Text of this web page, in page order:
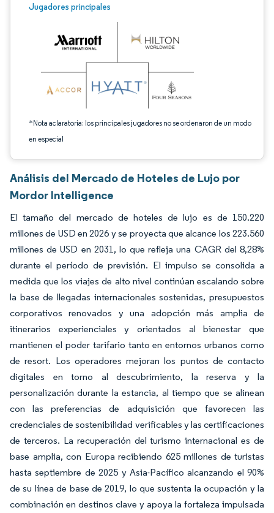
Jugadores principales
*Nota aclaratoria: los principales jugadores no se ordenaron de un modo
en especial
Imagen © Mordor Intelligence. El uso requiere atribución según CC BY 4.0.
Análisis del Mercado de Hoteles de Lujo por
Mordor Intelligence
El tamaño del mercado de hoteles de lujo es de 150.220
millones de USD en 2026 y se proyecta que alcance los 223.560
millones de USD en 2031, lo que refleja una CAGR del 8,28%
durante el período de previsión. El impulso se consolida a
medida que los viajes de alto nivel continúan escalando sobre
la base de llegadas internacionales sostenidas, presupuestos
corporativos renovados y una adopción más amplia de
itinerarios experienciales y orientados al bienestar que
mantienen el poder tarifario tanto en entornos urbanos como
de resort. Los operadores mejoran los puntos de contacto
digitales en torno al descubrimiento, la reserva y la
personalización durante la estancia, al tiempo que se alinean
con las preferencias de adquisición que favorecen las
credenciales de sostenibilidad verificables y las certificaciones
de terceros. La recuperación del turismo internacional es de
base amplia, con Europa recibiendo 625 millones de turistas
hasta septiembre de 2025 y Asia-Pacífico alcanzando el 90%
de su línea de base de 2019, lo que sustenta la ocupación y la
combinación en destinos clave y apoya la fortaleza impulsada